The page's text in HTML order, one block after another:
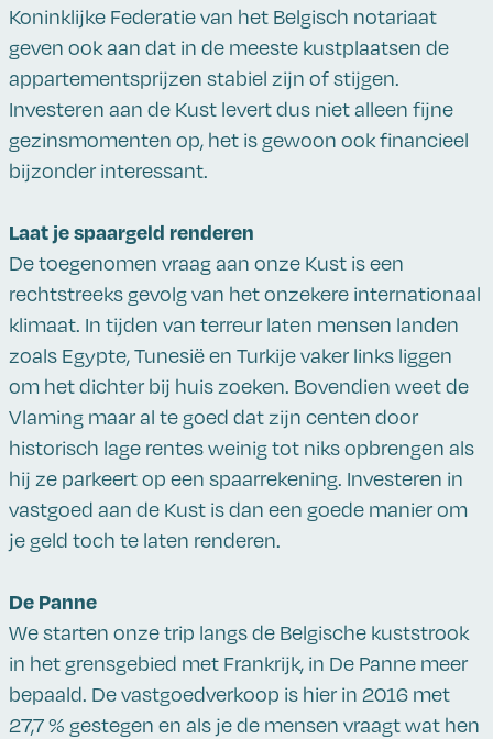
Koninklijke Federatie van het Belgisch notariaat
geven ook aan dat in de meeste kustplaatsen de
appartementsprijzen stabiel zijn of stijgen.
Investeren aan de Kust levert dus niet alleen fijne
gezinsmomenten op, het is gewoon ook financieel
bijzonder interessant.
Laat je spaargeld renderen
De toegenomen vraag aan onze Kust is een
rechtstreeks gevolg van het onzekere internationaal
klimaat. In tijden van terreur laten mensen landen
zoals Egypte, Tunesië en Turkije vaker links liggen
om het dichter bij huis zoeken. Bovendien weet de
Vlaming maar al te goed dat zijn centen door
historisch lage rentes weinig tot niks opbrengen als
hij ze parkeert op een spaarrekening. Investeren in
vastgoed aan de Kust is dan een goede manier om
je geld toch te laten renderen.
De Panne
We starten onze trip langs de Belgische kuststrook
in het grensgebied met Frankrijk, in De Panne meer
bepaald. De vastgoedverkoop is hier in 2016 met
27,7 % gestegen en als je de mensen vraagt wat hen